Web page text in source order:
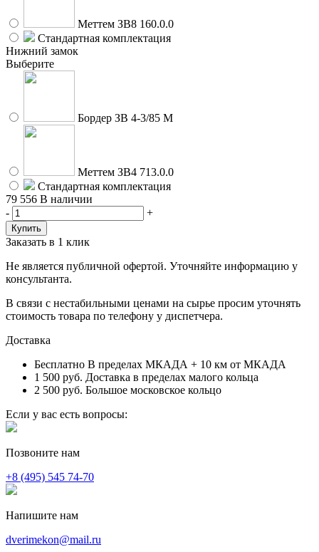
Меттем ЗВ8 160.0.0
Стандартная комплектация
Нижний замок
Выберите
Бордер ЗВ 4-3/85 М
Меттем ЗВ4 713.0.0
Стандартная комплектация
79 556 В наличии
-
+
Заказать в 1 клик
Не является публичной офертой. Уточняйте информацию у
консультанта.
В связи с нестабильными ценами на сырье просим уточнять
стоимость товара по телефону у диспетчера.
Доставка
Бесплатно В пределах МКАДА + 10 км от МКАДА
1 500 руб. Доставка в пределах малого кольца
2 500 руб. Большое московское кольцо
Если у вас есть вопросы:
Позвоните нам
+8 (495) 545 74-70
Напишите нам
dverimekon@mail.ru